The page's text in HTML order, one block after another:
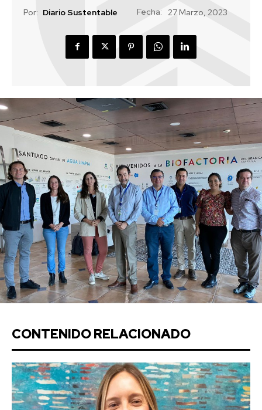
Por: Diario Sustentable Fecha: 27 Marzo, 2023
CONTENIDO RELACIONADO